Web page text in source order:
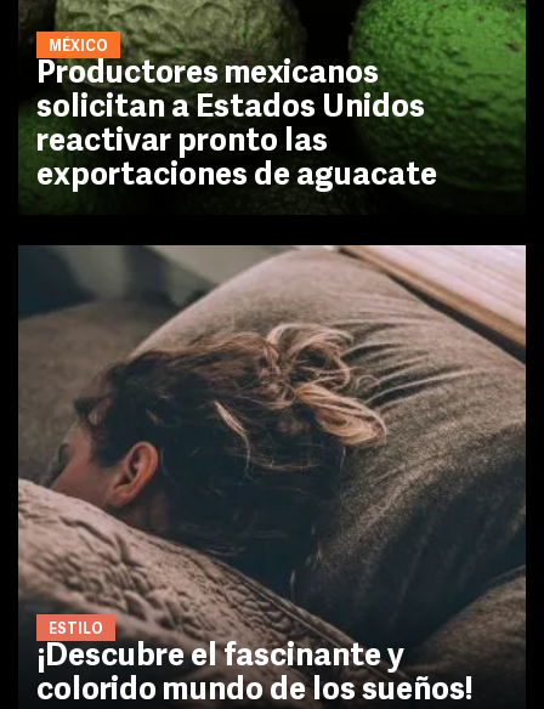
MÉXICO
Productores mexicanos
solicitan a Estados Unidos
reactivar pronto las
exportaciones de aguacate
ESTILO
¡Descubre el fascinante y
colorido mundo de los sueños!